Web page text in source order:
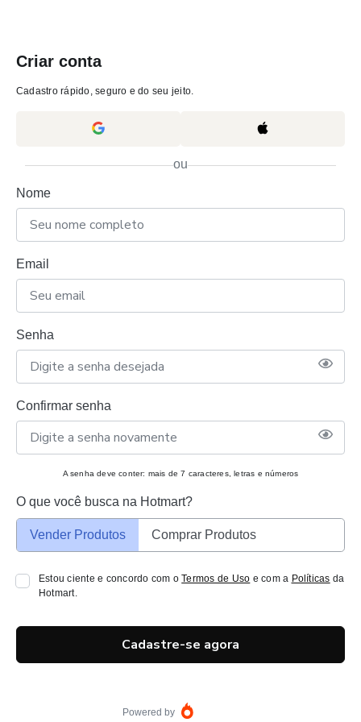
Criar conta
Cadastro rápido, seguro e do seu jeito.
ou
Nome
Email
Senha
Confirmar senha
A senha deve conter: mais de 7 caracteres, letras e números
O que você busca na Hotmart?
Vender Produtos Comprar Produtos
Estou ciente e concordo com oTermos de Uso e com a Políticas da
Hotmart.
Cadastre-se agora
Powered by